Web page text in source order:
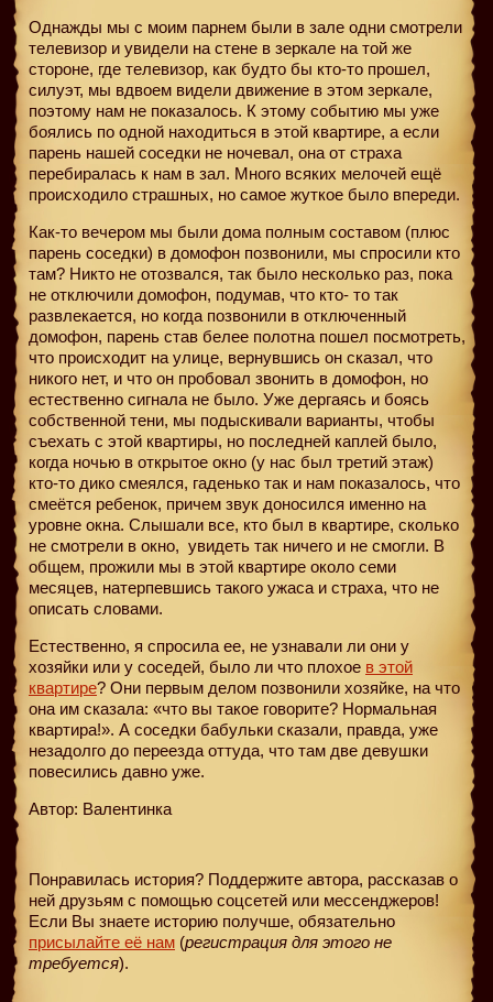
Однажды мы с моим парнем были в зале одни смотрели
телевизор и увидели на стене в зеркале на той же
стороне, где телевизор, как будто бы кто-то прошел,
силуэт, мы вдвоем видели движение в этом зеркале,
поэтому нам не показалось. К этому событию мы уже
боялись по одной находиться в этой квартире, а если
парень нашей соседки не ночевал, она от страха
перебиралась к нам в зал. Много всяких мелочей ещё
происходило страшных, но самое жуткое было впереди.
Как-то вечером мы были дома полным составом (плюс
парень соседки) в домофон позвонили, мы спросили кто
там? Никто не отозвался, так было несколько раз, пока
не отключили домофон, подумав, что кто- то так
развлекается, но когда позвонили в отключенный
домофон, парень став белее полотна пошел посмотреть,
что происходит на улице, вернувшись он сказал, что
никого нет, и что он пробовал звонить в домофон, но
естественно сигнала не было. Уже дергаясь и боясь
собственной тени, мы подыскивали варианты, чтобы
съехать с этой квартиры, но последней каплей было,
когда ночью в открытое окно (у нас был третий этаж)
кто-то дико смеялся, гаденько так и нам показалось, что
смеётся ребенок, причем звук доносился именно на
уровне окна. Слышали все, кто был в квартире, сколько
не смотрели в окно, увидеть так ничего и не смогли. В
общем, прожили мы в этой квартире около семи
месяцев, натерпевшись такого ужаса и страха, что не
описать словами.
Естественно, я спросила ее, не узнавали ли они у
хозяйки или у соседей, было ли что плохое в этой
квартире? Они первым делом позвонили хозяйке, на что
она им сказала: «что вы такое говорите? Нормальная
квартира!». А соседки бабульки сказали, правда, уже
незадолго до переезда оттуда, что там две девушки
повесились давно уже.
Автор: Валентинка
Понравилась история? Поддержите автора, рассказав о
ней друзьям с помощью соцсетей или мессенджеров!
Если Вы знаете историю получше, обязательно
присылайте её нам (регистрация для этого не
требуется).